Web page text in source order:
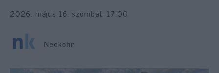
2026. május 16. szombat, 17:00
Neokohn